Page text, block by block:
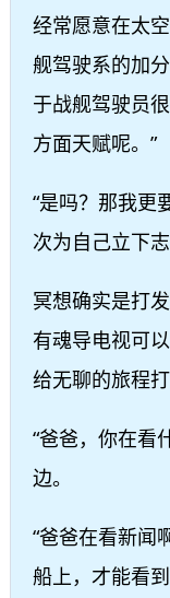
经常愿意在太
舰驾驶系的加
于战舰驾驶员
方面天赋呢。”
“是吗？那我更
次为自己立下志
冥想确实是打
有魂导电视可
给无聊的旅程打
“爸爸，你在看
边。
“爸爸在看新闻
船上，才能看